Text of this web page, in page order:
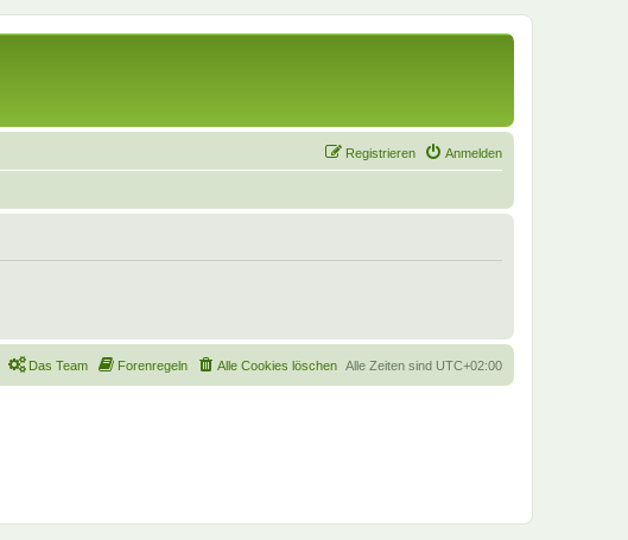
Anmelden
Registrieren
Alle Zeiten sind UTC+02:00
Alle Cookies löschen
Forenregeln
Das Team